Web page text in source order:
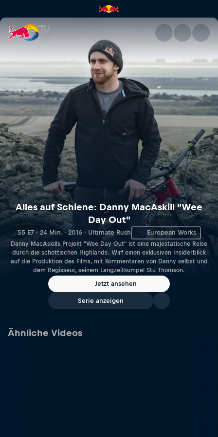
Alles auf Schiene: Danny
Alles auf Schiene: Danny MacAskill "Wee
Day Out"
S5 E7 · 24 Min. · 2016 · Ultimate Rush European Works
Danny MacAskills Projekt "Wee Day Out" ist eine majestätische Reise
durch die schottischen Highlands. Wirf einen exklusiven Insiderblick
auf die Produktion des Films, mit Kommentaren von Danny selbst und
dem Regisseur, seinem Langzeitkumpel Stu Thomson.
Jetzt ansehen
Serie anzeigen
Ähnliche Videos